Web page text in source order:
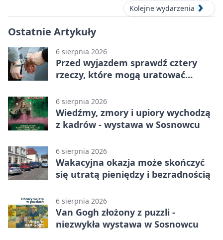
Kolejne wydarzenia
Ostatnie Artykuły
6 sierpnia 2026
Przed wyjazdem sprawdź cztery
rzeczy, które mogą uratować
6 sierpnia 2026
Wiedźmy, zmory i upiory wychodzą
z kadrów - wystawa w Sosnowcu
6 sierpnia 2026
Wakacyjna okazja może skończyć
się utratą pieniędzy i bezradnością
6 sierpnia 2026
Van Gogh złożony z puzzli -
niezwykła wystawa w Sosnowcu